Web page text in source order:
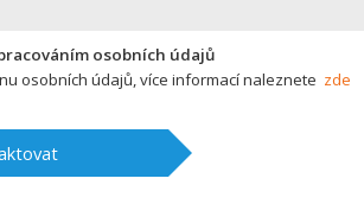
osobních údajů
osobních údajů, více informací naleznete zde